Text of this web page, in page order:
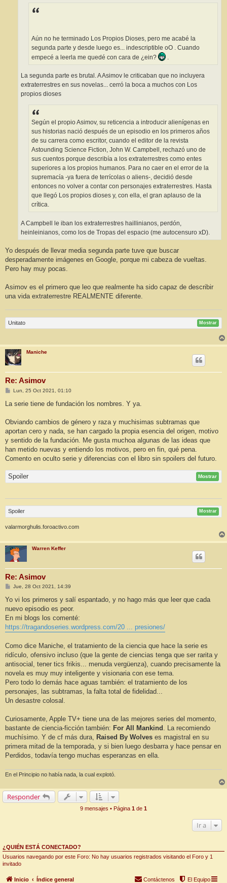
Aún no he terminado Los Propios Dioses, pero me acabé la
segunda parte y desde luego es... indescriptible oO . Cuando
empecé a leerla me quedé con cara de ¿ein?
La segunda parte es brutal. A Asimov le criticaban que no incluyera
extraterrestres en sus novelas... cerró la boca a muchos con Los
propios dioses
Según el propio Asimov, su reticencia a introducir alienígenas en
sus historias nació después de un episodio en los primeros años
de su carrera como escritor, cuando el editor de la revista
Astounding Science Fiction, John W. Campbell, rechazó uno de
sus cuentos porque describía a los extraterrestres como entes
superiores a los propios humanos. Para no caer en el error de la
supremacía -ya fuera de terrícolas o aliens-, decidió desde
entonces no volver a contar con personajes extraterrestres. Hasta
que llegó Los propios dioses y, con ella, el gran aplauso de la
crítica.
A Campbell le iban los extraterrestres haillinianos, perdón,
heinleinianos, como los de Tropas del espacio (me autocensuro xD).
Yo después de llevar media segunda parte tuve que buscar
desperadamente imágenes en Google, porque mi cabeza de vueltas.
Pero hay muy pocas.
Asimov es el primero que leo que realmente ha sido capaz de describir
una vida extraterrestre REALMENTE diferente.
Unitato Mostrar
Maniche
Re: Asimov
M
n
j
Lun, 25 Oct 2021, 01:10
La serie tiene de fundación los nombres. Y ya.
Obviando cambios de género y raza y muchisimas subtramas que
aportan cero y nada, se han cargado la propia esencia del origen, motivo
y sentido de la fundación. Me gusta muchoa algunas de las ideas que
han metido nuevas y entiendo los motivos, pero en fin, qué pena.
Comento en oculto serie y diferencias con el libro sin spoilers del futuro.
Spoiler Mostrar
Spoiler Mostrar
valarmorghulis.foroactivo.com
Warren Keffer
Re: Asimov
M
n
a
j
Jue, 28 Oct 2021, 14:39
Yo vi los primeros y salí espantado, y no hago más que leer que cada
nuevo episodio es peor.
En mi blogs los comenté:
https://tragandoseries.wordpress.com/20 ... presiones/
Como dice Maniche, el tratamiento de la ciencia que hace la serie es
ridículo, ofensivo incluso (que la gente de ciencias tenga que ser rarita y
antisocial, tener tics frikis... menuda vergüenza), cuando precisamente la
novela es muy muy inteligente y visionaria con ese tema.
Pero todo lo demás hace aguas también: el tratamiento de los
personajes, las subtramas, la falta total de fidelidad...
Un desastre colosal.
Curiosamente, Apple TV+ tiene una de las mejores series del momento,
bastante de ciencia-ficción también: For All Mankind . La recomiendo
muchísimo. Y de cf más dura, Raised By Wolves es magistral en su
primera mitad de la temporada, y si bien luego desbarra y hace pensar en
Perdidos, todavía tengo muchas esperanzas en ella.
En el Principio no había nada, la cual explotó.
Responder
9 mensajes • Página 1 de 1
Ir a
¿QUIÉN ESTÁ CONECTADO?
Usuarios navegando por este Foro: No hay usuarios registrados visitando el Foro y 1
invitado
Inicio Índice general El Equipo
Contáctenos